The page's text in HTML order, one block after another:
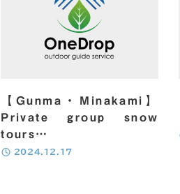
【Gunma・Minakami】
Private group snow
tours…
投稿日
2024.12.17